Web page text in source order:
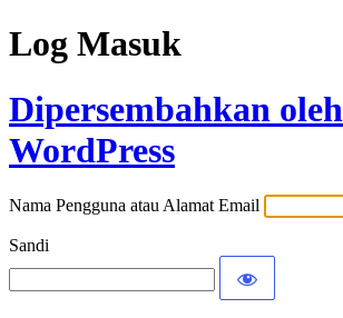
Log Masuk
Dipersembahkan oleh
WordPress
Nama Pengguna atau Alamat Email
Sandi